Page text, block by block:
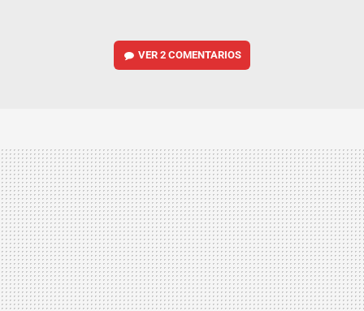
VER2 COMENTARIOS